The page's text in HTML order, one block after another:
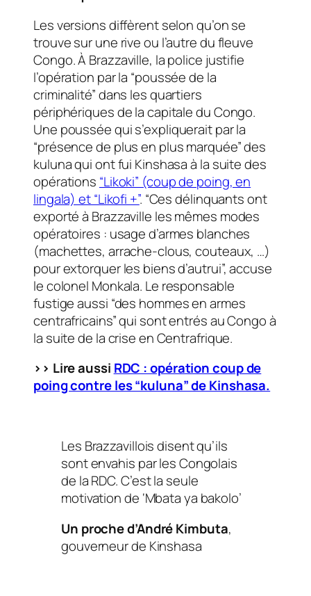
Les versions diffèrent selon qu’on se
trouve sur une rive ou l’autre du fleuve
Congo. À Brazzaville, la police justifie
l’opération par la “poussée de la
criminalité” dans les quartiers
périphériques de la capitale du Congo.
Une poussée qui s’expliquerait par la
“présence de plus en plus marquée” des
kuluna qui ont fui Kinshasa à la suite des
opérations “Likoki” (coup de poing, en
lingala) et “Likofi +”. “Ces délinquants ont
exporté à Brazzaville les mêmes modes
opératoires : usage d’armes blanches
(machettes, arrache-clous, couteaux, …)
pour extorquer les biens d’autrui”, accuse
le colonel Monkala. Le responsable
fustige aussi “des hommes en armes
centrafricains” qui sont entrés au Congo à
la suite de la crise en Centrafrique.
>> Lire aussi RDC : opération coup de
poing contre les “kuluna” de Kinshasa.
Les Brazzavillois disent qu’ils
sont envahis par les Congolais
de la RDC. C’est la seule
motivation de ‘Mbata ya bakolo’
Un proche d’André Kimbuta,
gouverneur de Kinshasa